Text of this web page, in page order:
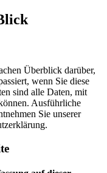
Überblick darüber,
wenn Sie diese
sind alle Daten, mit
Ausführliche
Sie unserer